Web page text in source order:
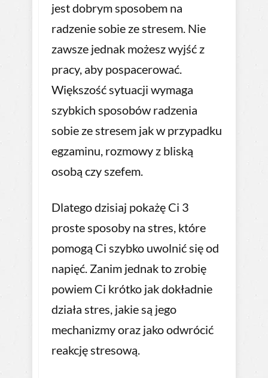
jest dobrym sposobem na
radzenie sobie ze stresem. Nie
zawsze jednak możesz wyjść z
pracy, aby pospacerować.
Większość sytuacji wymaga
szybkich sposobów radzenia
sobie ze stresem jak w przypadku
egzaminu, rozmowy z bliską
osobą czy szefem.
Dlatego dzisiaj pokażę Ci 3
proste sposoby na stres, które
pomogą Ci szybko uwolnić się od
napięć. Zanim jednak to zrobię
powiem Ci krótko jak dokładnie
działa stres, jakie są jego
mechanizmy oraz jako odwrócić
reakcję stresową.